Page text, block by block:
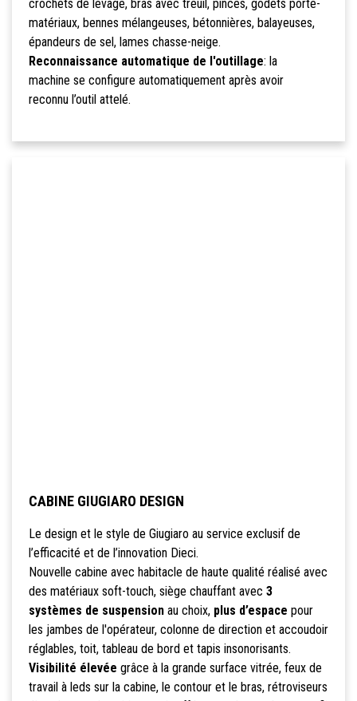
crochets de levage, bras avec treuil, pinces, godets porte-
matériaux, bennes mélangeuses, bétonnières, balayeuses,
épandeurs de sel, lames chasse-neige.
Reconnaissance automatique de l'outillage: la
machine se configure automatiquement après avoir
reconnu l’outil attelé.
CABINE GIUGIARO DESIGN
Le design et le style de Giugiaro au service exclusif de
l’efficacité et de l’innovation Dieci.
Nouvelle cabine avec habitacle de haute qualité réalisé avec
des matériaux soft-touch, siège chauffant avec 3
systèmes de suspensionau choix, plus d’espace pour
les jambes de l'opérateur, colonne de direction et accoudoir
réglables, toit, tableau de bord et tapis insonorisants.
Visibilité élevée grâce à la grande surface vitrée, feux de
travail à leds sur la cabine, le contour et le bras, rétroviseurs